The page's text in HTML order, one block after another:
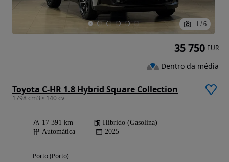
1 / 6
Toyota C-HR 1.8 Hybrid Square Collection
1798 cm3 • 140 cv
17 391 km
Híbrido (Gasolina)
Automática
2025
Porto (Porto)
35 750 EUR
Dentro da média